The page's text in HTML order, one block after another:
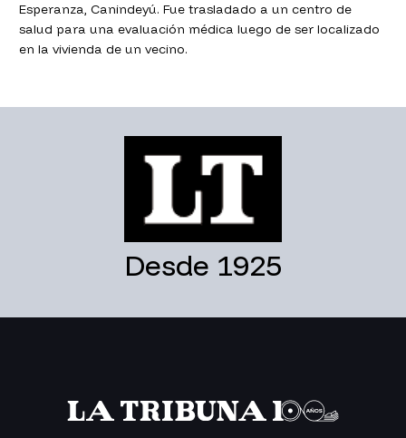
Esperanza, Canindeyú. Fue trasladado a un centro de
salud para una evaluación médica luego de ser localizado
en la vivienda de un vecino.
Desde 1925